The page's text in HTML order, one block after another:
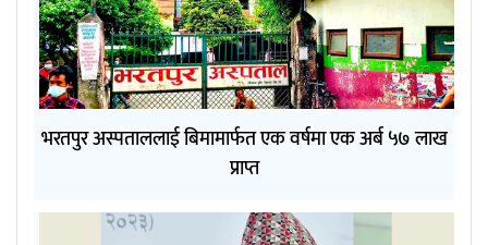
भरतपुर अस्पताललाई बिमामार्फत एक वर्षमा एक अर्ब ५७ लाख
प्राप्त